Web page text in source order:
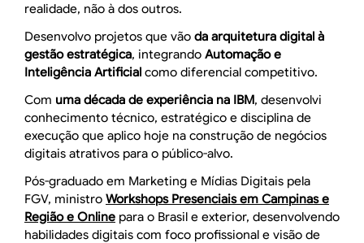
realidade, não à dos outros.
Desenvolvo projetos que vão da arquitetura digital à
gestão estratégica, integrando Automação e
Inteligência Artificial como diferencial competitivo.
Com uma década de experiência na IBM, desenvolvi
conhecimento técnico, estratégico e disciplina de
execução que aplico hoje na construção de negócios
digitais atrativos para o público-alvo.
Pós-graduado em Marketing e Mídias Digitais pela
FGV, ministro Workshops Presenciais em Campinas e
Região e Online para o Brasil e exterior, desenvolvendo
habilidades digitais com foco profissional e visão de